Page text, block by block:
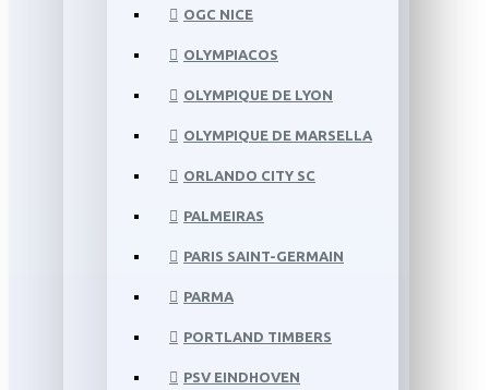
OGC NICE
OLYMPIACOS
OLYMPIQUE DE LYON
OLYMPIQUE DE MARSELLA
ORLANDO CITY SC
PALMEIRAS
PARIS SAINT-GERMAIN
PARMA
PORTLAND TIMBERS
PSV EINDHOVEN